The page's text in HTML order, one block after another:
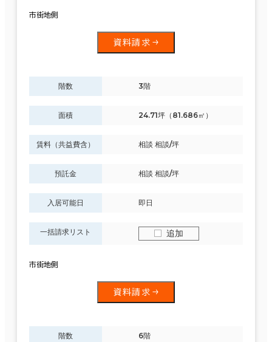
市街地側
資料請求
階数 3階
面積 24.71坪（81.686㎡）
賃料（共益費含） 相談 相談/坪
預託金 相談 相談/坪
入居可能日 即日
一括請求リスト 追加
市街地側
資料請求
階数 6階